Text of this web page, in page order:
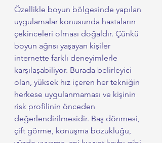
Özellikle boyun bölgesinde yapılan
uygulamalar konusunda hastaların
çekinceleri olması doğaldır. Çünkü
boyun ağrısı yaşayan kişiler
internette farklı deneyimlerle
karşılaşabiliyor. Burada belirleyici
olan, yüksek hız içeren her tekniğin
herkese uygulanmaması ve kişinin
risk profilinin önceden
değerlendirilmesidir. Baş dönmesi,
çift görme, konuşma bozukluğu,